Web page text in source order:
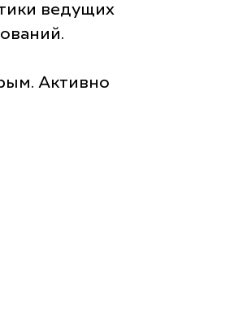
ведущих
Активно